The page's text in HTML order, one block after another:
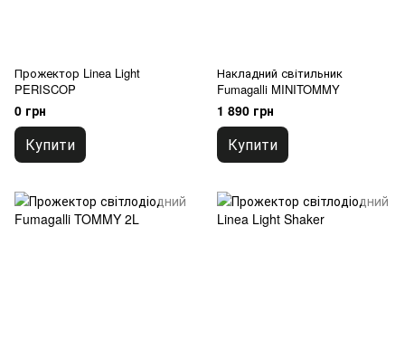
Прожектор Linea Light
PERISCOP
0 грн
Купити
Накладний світильник
Fumagalli MINITOMMY
1 890 грн
Купити